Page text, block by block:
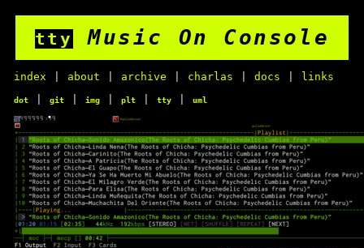
tty Music On Console
index about archive charlas docs links
dot git img plt tty uml